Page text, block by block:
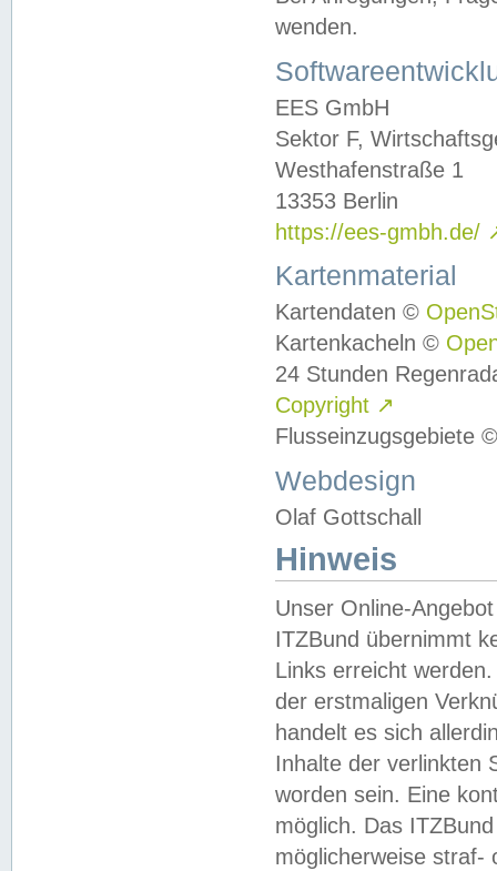
wenden.
EES GmbH
Sektor F,
Westhafenstraße 1
13353 Berlin
https://ees-gmbh.de/
Kartenmaterial
Kartendaten ©
Kartenkacheln ©
24 Stunden
Copyright ↗
Flusseinzugsgebiete
Webdesign
Olaf Gottschall
Hinweis
Unser Online-
ITZBund übernimmt
Links erreicht
der erstmaligen
handelt es sich
Inhalte der verlinkten
worden sein. Eine
möglich. Das
möglicherweise straf-